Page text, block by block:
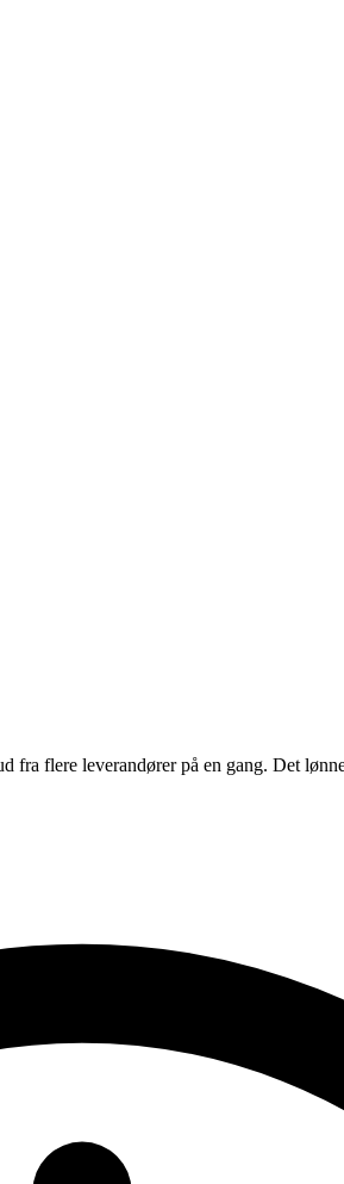
fra flere leverandører på en gang. Det